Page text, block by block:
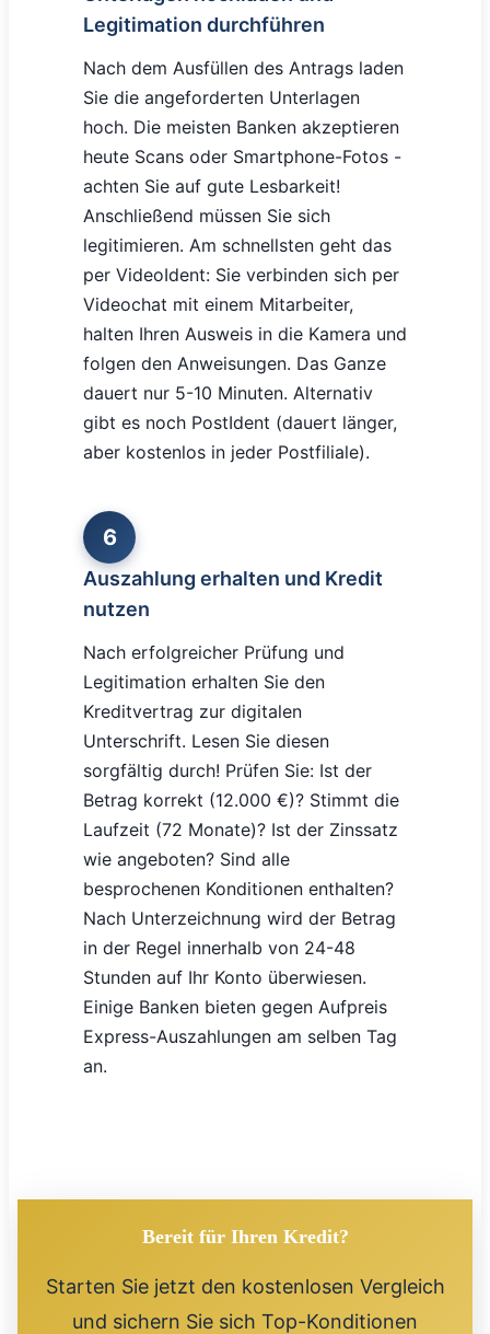
Legitimation durchführen
Nach dem Ausfüllen des Antrags laden
Sie die angeforderten Unterlagen
hoch. Die meisten Banken akzeptieren
heute Scans oder Smartphone-Fotos -
achten Sie auf gute Lesbarkeit!
Anschließend müssen Sie sich
legitimieren. Am schnellsten geht das
per VideoIdent: Sie verbinden sich per
Videochat mit einem Mitarbeiter,
halten Ihren Ausweis in die Kamera und
folgen den Anweisungen. Das Ganze
dauert nur 5-10 Minuten. Alternativ
gibt es noch PostIdent (dauert länger,
aber kostenlos in jeder Postfiliale).
6
Auszahlung erhalten und Kredit
nutzen
Nach erfolgreicher Prüfung und
Legitimation erhalten Sie den
Kreditvertrag zur digitalen
Unterschrift. Lesen Sie diesen
sorgfältig durch! Prüfen Sie: Ist der
Betrag korrekt (12.000 €)? Stimmt die
Laufzeit (72 Monate)? Ist der Zinssatz
wie angeboten? Sind alle
besprochenen Konditionen enthalten?
Nach Unterzeichnung wird der Betrag
in der Regel innerhalb von 24-48
Stunden auf Ihr Konto überwiesen.
Einige Banken bieten gegen Aufpreis
Express-Auszahlungen am selben Tag
an.
Bereit für Ihren Kredit?
Starten Sie jetzt den kostenlosen Vergleich
und sichern Sie sich Top-Konditionen